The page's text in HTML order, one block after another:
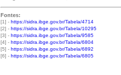
Fontes:
[1] - https://sidra.ibge.gov.br/Tabela/4714
[2] - https://sidra.ibge.gov.br/Tabela/10295
[3] - https://sidra.ibge.gov.br/Tabela/9585
[4] - https://sidra.ibge.gov.br/Tabela/6804
[5] - https://sidra.ibge.gov.br/Tabela/6892
[6] - https://sidra.ibge.gov.br/Tabela/6805